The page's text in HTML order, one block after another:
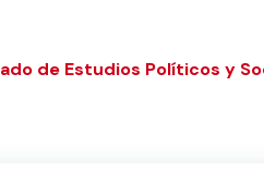
de Estudios Políticos y